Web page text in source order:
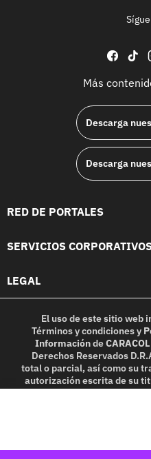
Más
Descarga
Descarga
RED DE PORTALES
SERVICIOS
LEGAL
El uso de este sitio web
Términos y condicionesy
Informaciónde
Derechos Reservados
total o parcial, así como su
autorización escrita de su